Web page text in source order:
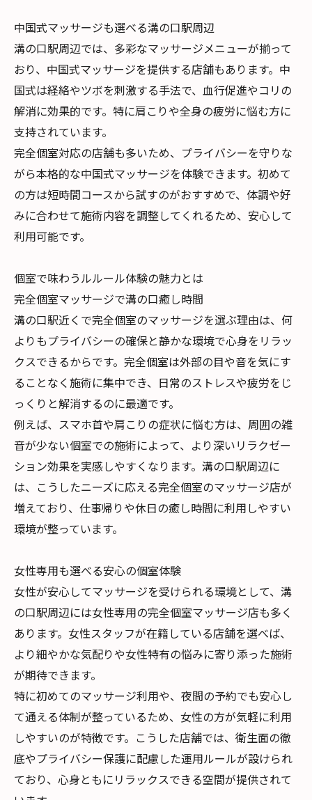
中国式マッサージも選べる溝の口駅周辺
溝の口駅周辺では、多彩なマッサージメニューが揃って
おり、中国式マッサージを提供する店舗もあります。中
国式は経絡やツボを刺激する手法で、血行促進やコリの
解消に効果的です。特に肩こりや全身の疲労に悩む方に
支持されています。
完全個室対応の店舗も多いため、プライバシーを守りな
がら本格的な中国式マッサージを体験できます。初めて
の方は短時間コースから試すのがおすすめで、体調や好
みに合わせて施術内容を調整してくれるため、安心して
利用可能です。
個室で味わうルルール体験の魅力とは
完全個室マッサージで溝の口癒し時間
溝の口駅近くで完全個室のマッサージを選ぶ理由は、何
よりもプライバシーの確保と静かな環境で心身をリラッ
クスできるからです。完全個室は外部の目や音を気にす
ることなく施術に集中でき、日常のストレスや疲労をじ
っくりと解消するのに最適です。
例えば、スマホ首や肩こりの症状に悩む方は、周囲の雑
音が少ない個室での施術によって、より深いリラクゼー
ション効果を実感しやすくなります。溝の口駅周辺に
は、こうしたニーズに応える完全個室のマッサージ店が
増えており、仕事帰りや休日の癒し時間に利用しやすい
環境が整っています。
女性専用も選べる安心の個室体験
女性が安心してマッサージを受けられる環境として、溝
の口駅周辺には女性専用の完全個室マッサージ店も多く
あります。女性スタッフが在籍している店舗を選べば、
より細やかな気配りや女性特有の悩みに寄り添った施術
が期待できます。
特に初めてのマッサージ利用や、夜間の予約でも安心し
て通える体制が整っているため、女性の方が気軽に利用
しやすいのが特徴です。こうした店舗では、衛生面の徹
底やプライバシー保護に配慮した運用ルールが設けられ
ており、心身ともにリラックスできる空間が提供されて